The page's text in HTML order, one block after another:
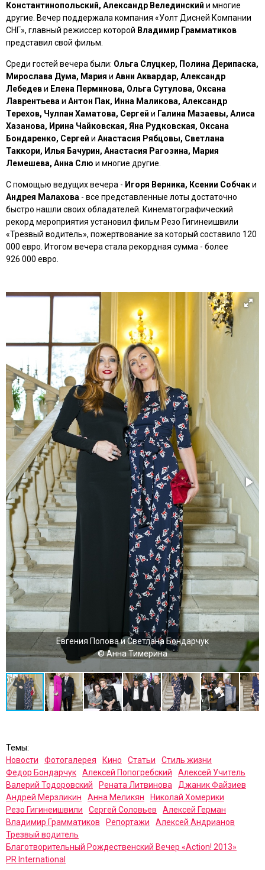
Константинопольский, Александр Велединский и многие
другие. Вечер поддержала компания «Уолт Дисней Компании
СНГ», главный режиссер которой Владимир Грамматиков
представил свой фильм.
Среди гостей вечера были: Ольга Слуцкер, Полина Дерипаска,
Мирослава Дума, Мария и Авни Аквардар, Александр
Лебедеви Елена Перминова, Ольга Сутулова, Оксана
Лаврентьева и Антон Пак, Инна Маликова, Александр
Терехов, Чулпан Хаматова, Сергей и Галина Мазаевы, Алиса
Хазанова, Ирина Чайковская, Яна Рудковская, Оксана
Бондаренко, Сергей и Анастасия Рябцовы, Светлана
Таккори, Илья Бачурин, Анастасия Рагозина, Мария
Лемешева, Анна Слю и многие другие.
С помощью ведущих вечера - Игоря Верника, Ксении Собчаки
Андрея Малахова - все представленные лоты достаточно
быстро нашли своих обладателей. Кинематографический
рекорд мероприятия установил фильм Резо Гигинеишвили
«Трезвый водитель», пожертвование за который составило 120
000 евро. Итогом вечера стала рекордная сумма - более
926 000 евро.
Евгения Попова и Светлана Бондарчук
© Анна Тимерина
Темы:
Новости
Фотогалерея Кино Статьи
Стиль жизни
Федор Бондарчук
Алексей Попогребский
Алексей Учитель
Валерий Тодоровский
Рената Литвинова
Джаник Файзиев
Андрей Мерзликин
Анна Меликян
Николай Хомерики
Резо Гигинеишвили
Сергей Соловьев
Алексей Герман
Владимир Грамматиков
Репортажи
Алексей Андрианов
Трезвый водитель
Благотворительный Рождественский Вечер «Action! 2013»
PR International